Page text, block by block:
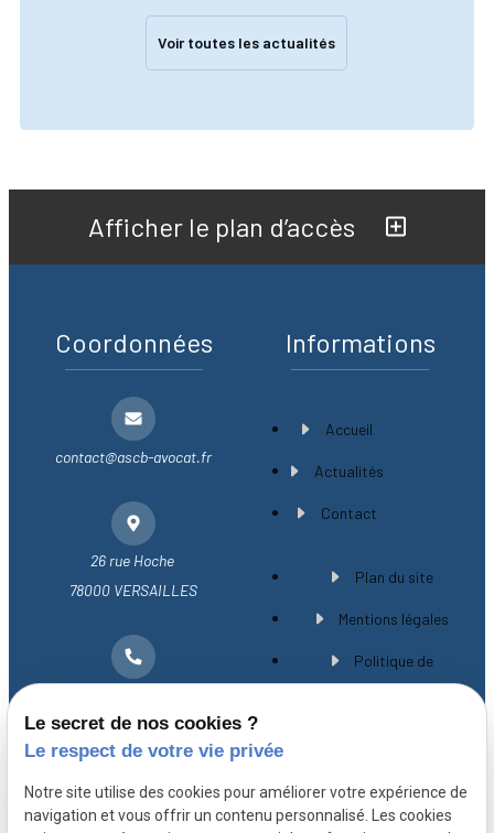
Voir toutes les actualités
Afficher le plan d’accès
Coordonnées
contact@ascb-avocat.fr
26 rue Hoche
78000 VERSAILLES
Informations
Accueil
Actualités
Contact
Plan du site
Mentions légales
Politique de
A propos
Le secret de nos cookies ?
Le respect de votre vie privée
Notre site utilise des cookies pour améliorer votre expérience de
navigation et vous offrir un contenu personnalisé. Les cookies